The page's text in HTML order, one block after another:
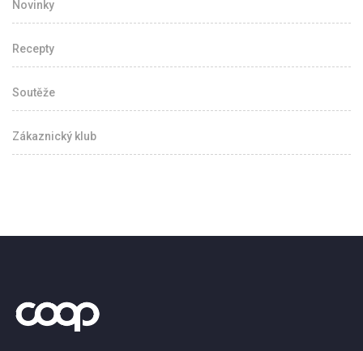
Novinky
Recepty
Soutěže
Zákaznický klub